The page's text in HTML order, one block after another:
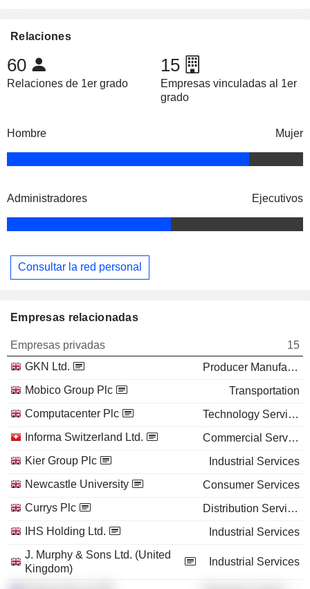
Relaciones
60
Relaciones de 1er grado
15
Empresas vinculadas al 1er
grado
Hombre Mujer
Administradores Ejecutivos
Consultar la red personal
Empresas relacionadas
Empresas privadas
15
GKN Ltd.
Producer Manufacturing
Mobico Group Plc
Transportation
Computacenter Plc
Technology Services
Informa Switzerland Ltd.
Commercial Services
Kier Group Plc
Industrial Services
Newcastle University
Consumer Services
Currys Plc
Distribution Services
IHS Holding Ltd.
Industrial Services
J. Murphy & Sons Ltd. (United
Kingdom)
Industrial Services